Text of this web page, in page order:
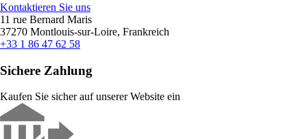
Kontaktieren Sie uns
11 rue Bernard Maris
37270 Montlouis-sur-Loire, Frankreich
+33 1 86 47 62 58
Sichere Zahlung
Kaufen Sie sicher auf unserer Website ein